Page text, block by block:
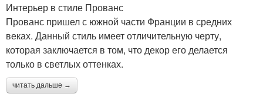
Интерьер в стиле Прованс
Прованс пришел с южной части Франции в средних
веках. Данный стиль имеет отличительную черту,
которая заключается в том, что декор его делается
только в светлых оттенках.
читать дальше →